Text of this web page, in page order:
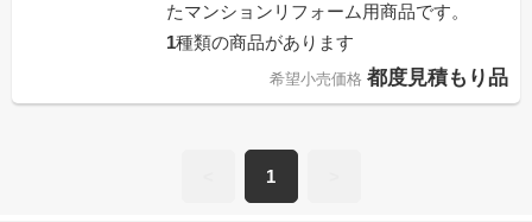
たマンションリフォーム用商品です。
1種類の商品があります
希望小売価格 都度見積もり品
1